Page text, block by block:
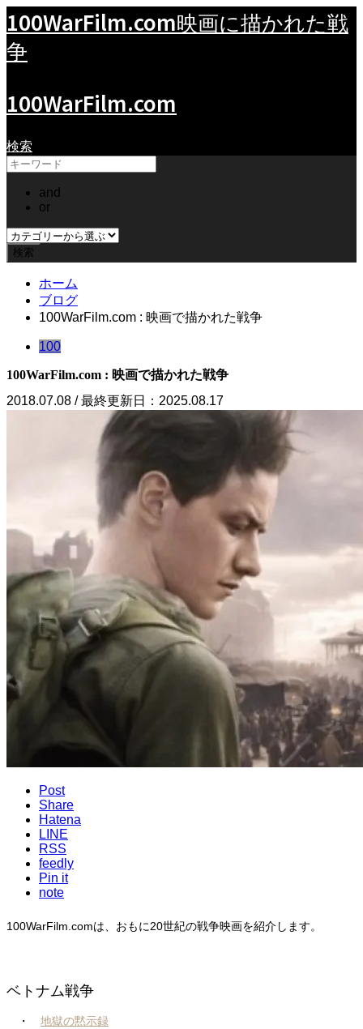
100WarFilm.com映画に描かれた戦
争
100WarFilm.com
検索
and
or
ホーム
ブログ
100WarFilm.com : 映画で描かれた戦争
100
100WarFilm.com : 映画で描かれた戦争
2018.07.08 / 最終更新日：2025.08.17
Post
Share
Hatena
LINE
RSS
feedly
Pin it
note
100WarFilm.comは、おもに20世紀の戦争映画を紹介します。
ベトナム戦争
・ 地獄の黙示録